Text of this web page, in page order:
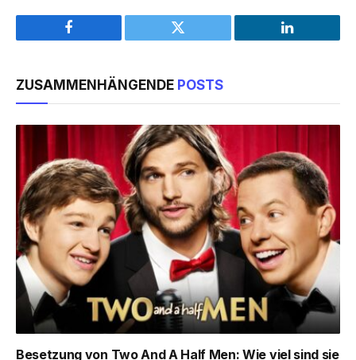
Facebook Twitter LinkedIn
ZUSAMMENHÄNGENDE POSTS
Besetzung von Two And A Half Men: Wie viel sind sie